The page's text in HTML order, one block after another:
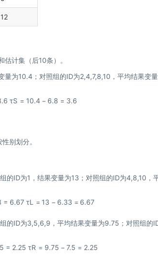
12
计集（后10条）。
为10.4；对照组的ID为2,4,7,8,10，平均结果变
τS = 10.4 − 6.8 = 3.6
别划分。
的ID为1，结果变量为13；对照组的ID为4,8,10，
= 6.67 τL = 13 − 6.33 = 6.67
的ID为3,5,6,9，平均结果变量为9.75；对照组的
= 2.25 τR = 9.75 − 7.5 = 2.25